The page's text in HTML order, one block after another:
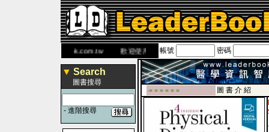
www.leaderbook.com.tw歡迎使用 國民旅遊卡！！
帳號 密碼
▼ Search
圖書搜尋
- 進階搜尋
-■ ■ ■ ■ ■ ■
圖 書 介 紹